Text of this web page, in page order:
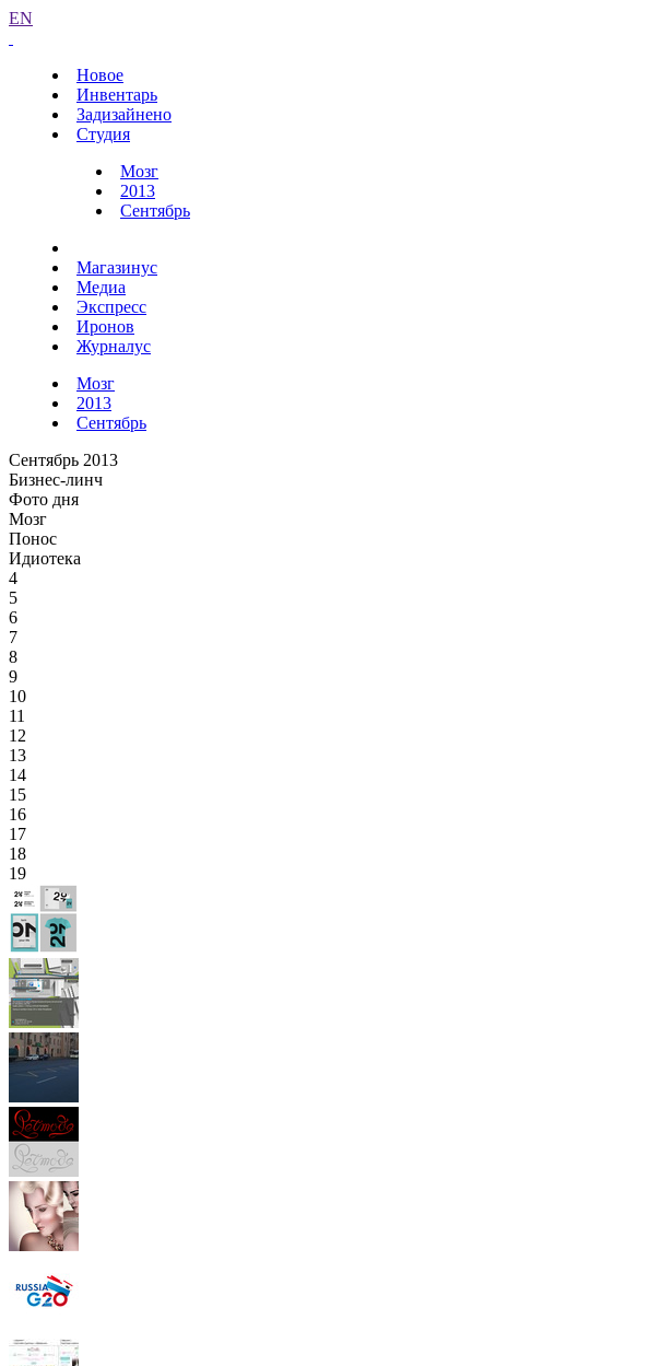
EN
Новое
Инвентарь
Задизайнено
Студия
Мозг
2013
Сентябрь
Магазинус
Медиа
Экспресс
Иронов
Журналус
Мозг
2013
Сентябрь
Сентябрь 2013
Бизнес-линч
Фото дня
Мозг
Понос
Идиотека
4
5
6
7
8
9
10
11
12
13
14
15
16
17
18
19